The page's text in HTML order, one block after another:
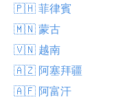
🇵🇭 菲律賓
🇲🇳 蒙古
🇻🇳 越南
🇦🇿 阿塞拜疆
🇦🇫 阿富汗